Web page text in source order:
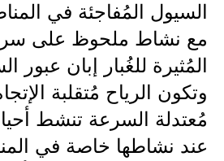
كتب
السيول المُفاجئة في
مع نشاط ملحوظ على
المُثيرة للغُبار إبان
وتكون الرياح مُتقلبة
مُعتدلة السرعة تنشط أحياناً
عند نشاطها خاصة في